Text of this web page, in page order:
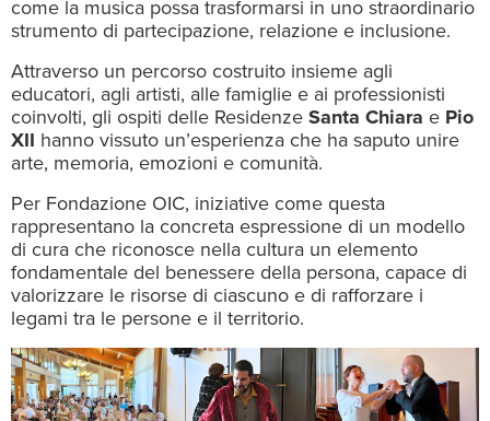
come la musica possa trasformarsi in uno straordinario
strumento di partecipazione, relazione e inclusione.
Attraverso un percorso costruito insieme agli
educatori, agli artisti, alle famiglie e ai professionisti
coinvolti, gli ospiti delle Residenze Santa Chiara e Pio
XII hanno vissuto un’esperienza che ha saputo unire
arte, memoria, emozioni e comunità.
Per Fondazione OIC, iniziative come questa
rappresentano la concreta espressione di un modello
di cura che riconosce nella cultura un elemento
fondamentale del benessere della persona, capace di
valorizzare le risorse di ciascuno e di rafforzare i
legami tra le persone e il territorio.